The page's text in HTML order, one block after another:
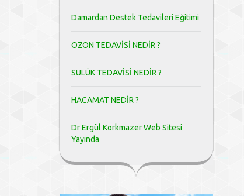
Damardan Destek Tedavileri Eğitimi
OZON TEDAVİSİ NEDİR ?
SÜLÜK TEDAVİSİ NEDİR ?
HACAMAT NEDİR ?
Dr Ergül Korkmazer Web Sitesi
Yayında